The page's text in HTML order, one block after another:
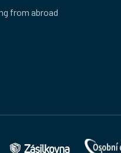
from abroad